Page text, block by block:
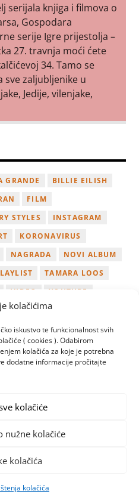
kolačićima
iskustvo te funkcionalnost svih
( cookies ). Odabirom
kolačića za koje je potrebna
dodatne informacije pročitajte
kolačiće
nužne kolačiće
kolačića
kolačića
serijala knjiga i filmova o
Gospodara
serije Igre prijestolja –
27. travnja moći ćete
34. Tamo se
sve zaljubljenike u
Jedije, vilenjake,
GRANDE
BILLIE EILISH
FILM
STYLES
INSTAGRAM
KORONAVIRUS
NAGRADA
NOVI ALBUM
TAMARA LOOS
VIDEO
YOUTUBE